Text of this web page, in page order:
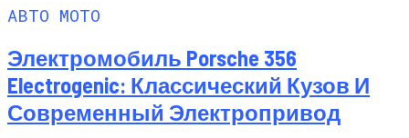
АВТО МОТО
Электромобиль Porsche 356
Electrogenic: Классический Кузов И
Современный Электропривод